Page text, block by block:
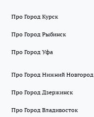
Про Город Курск
Про Город Рыбинск
Про Город Уфа
Про Город Нижний Новгород
Про Город Дзержинск
Про Город Владивосток